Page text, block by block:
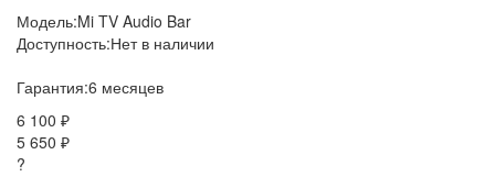
Модель:Mi TV Audio Bar
Доступность:Нет в наличии
Гарантия:6 месяцев
6 100 ₽
5 650 ₽
?